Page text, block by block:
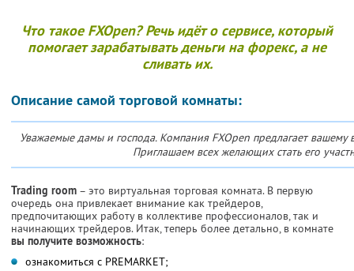
Что такое FXOpen? Речь идёт о сервисе, который
помогает зарабатывать деньги на форекс, а не
сливать их.
Описание самой торговой комнаты:
Уважаемые дамы и господа. Компания FXOpen предлагает
Приглашаем всех желающих стать его
Trading room – это виртуальная торговая комната. В первую
очередь она привлекает внимание как трейдеров,
предпочитающих работу в коллективе профессионалов, так и
начинающих трейдеров. Итак, теперь более детально, в комнате
вы получите возможность:
ознакомиться с PREMARKET;